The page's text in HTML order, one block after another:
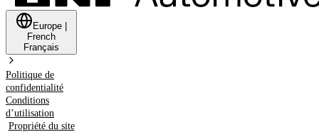
Europe
French
Français
Politique de
confidentialité
Conditions
d’utilisation
Propriété du site